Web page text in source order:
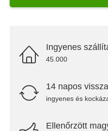
Ingyenes
45.000
14 napos
ingyenes és
Ellenőrzött